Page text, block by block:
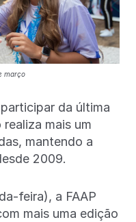
março
da última
mais um
mantendo a
2009.
feira), a FAAP
mais uma edição